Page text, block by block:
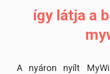
így látja a
A nyáron nyílt